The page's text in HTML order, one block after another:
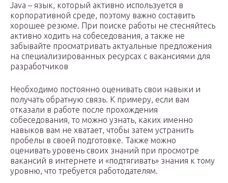
Java – язык, который активно используется в
корпоративной среде, поэтому важно составить
хорошее резюме. При поиске работы не стесняйтесь
активно ходить на собеседования, а также не
забывайте просматривать актуальные предложения
на специализированных ресурсах с вакансиями для
разработчиков
Необходимо постоянно оценивать свои навыки и
получать обратную связь. К примеру, если вам
отказали в работе после прохождения
собеседования, то можно узнать, каких именно
навыков вам не хватает, чтобы затем устранить
пробелы в своей подготовке. Также можно
оценивать уровень своих знаний при просмотре
вакансий в интернете и «подтягивать» знания к тому
уровню, что требуется работодателям.